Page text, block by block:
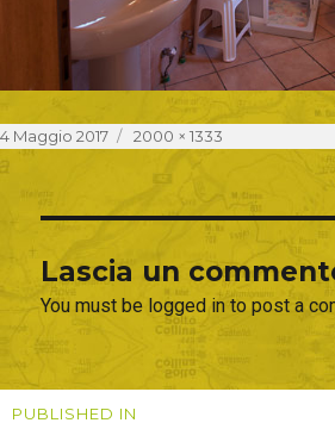
CONTATTI
Posted
on
4 Maggio 2017
Full
2000 × 1333
Lascia un
You must be logged in to post a
Navigazione
PUBLISHED IN